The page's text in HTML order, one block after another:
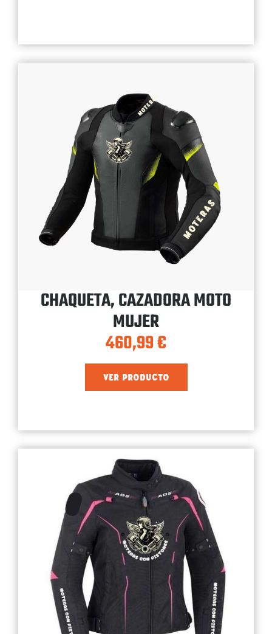
CHAQUETA, CAZADORA MOTO
MUJER
460,99€
VER PRODUCTO